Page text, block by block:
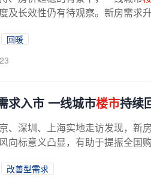
及长效性仍有待观察。新房需求
回暖
求入市 一线城市楼市持续
、深圳、上海实地走访发现，新
向标意义凸显，有助于提振全国
改善型需求